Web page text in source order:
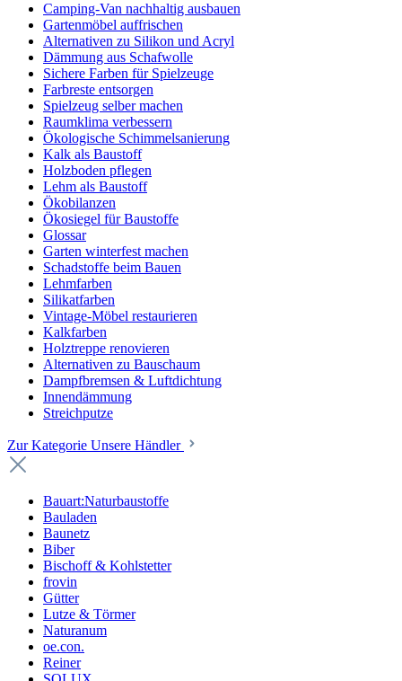
Camping-Van nachhaltig ausbauen
Gartenmöbel auffrischen
Alternativen zu Silikon und Acryl
Dämmung aus Schafwolle
Sichere Farben für Spielzeuge
Farbreste entsorgen
Spielzeug selber machen
Raumklima verbessern
Ökologische Schimmelsanierung
Kalk als Baustoff
Holzboden pflegen
Lehm als Baustoff
Ökobilanzen
Ökosiegel für Baustoffe
Glossar
Garten winterfest machen
Schadstoffe beim Bauen
Lehmfarben
Silikatfarben
Vintage-Möbel restaurieren
Kalkfarben
Holztreppe renovieren
Alternativen zu Bauschaum
Dampfbremsen & Luftdichtung
Innendämmung
Streichputze
Zur Kategorie Unsere Händler
Bauart:Naturbaustoffe
Bauladen
Baunetz
Biber
Bischoff & Kohlstetter
frovin
Gütter
Lutze & Törmer
Naturanum
oe.con.
Reiner